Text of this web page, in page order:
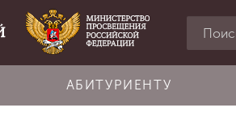
АБИТУРИЕНТУ